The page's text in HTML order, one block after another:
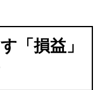
「損益」